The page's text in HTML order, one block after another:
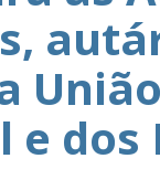
dos